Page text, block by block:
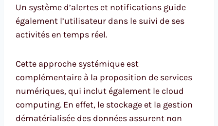
Un système d’alertes et notifications guide
également l’utilisateur dans le suivi de ses
activités en temps réel.
Cette approche systémique est
complémentaire à la proposition de services
numériques, qui inclut également le cloud
computing. En effet, le stockage et la gestion
dématérialisée des données assurent non